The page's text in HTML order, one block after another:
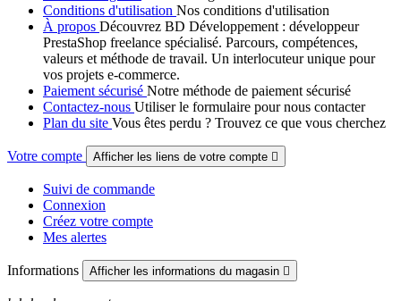
Conditions d'utilisation Nos conditions d'utilisation
À propos Découvrez BD Développement : développeur
PrestaShop freelance spécialisé. Parcours, compétences,
valeurs et méthode de travail. Un interlocuteur unique pour
vos projets e-commerce.
Paiement sécurisé Notre méthode de paiement sécurisé
Contactez-nous Utiliser le formulaire pour nous contacter
Plan du site Vous êtes perdu ? Trouvez ce que vous cherchez
Votre compte Afficher les liens de votre compte 
Suivi de commande
Connexion
Créez votre compte
Mes alertes
Informations Afficher les informations du magasin 